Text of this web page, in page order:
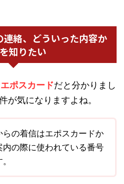
絡、どういった内容か
知りたい
エポスカードだと分かりまし
が気になりますよね。
らの着信はエポスカードか
内の際に使われている番号